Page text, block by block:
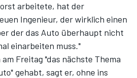
arbeitete, hat der
Ingenieur, der wirklich einen
der das Auto überhaupt nicht
einarbeiten muss."
Freitag "das nächste Thema
gehabt, sagt er, ohne ins